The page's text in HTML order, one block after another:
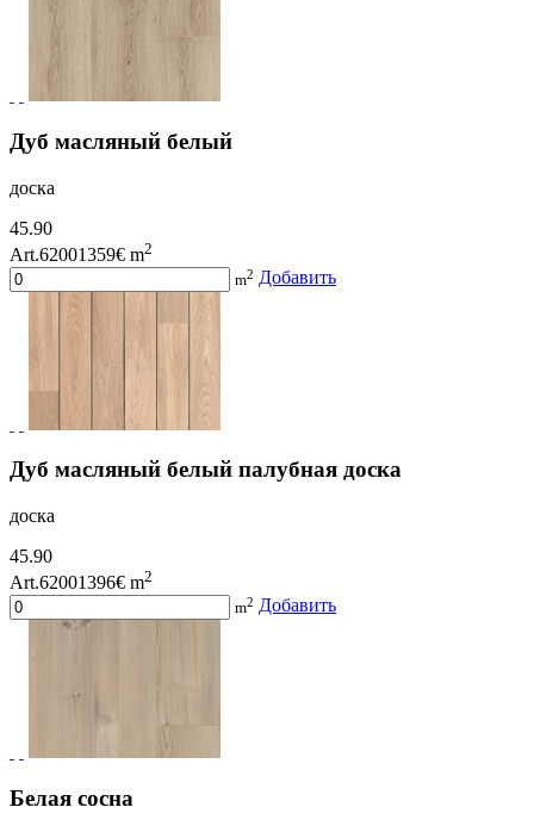
Дуб масляный белый
доска
45.90
Art.62001359€ m2
m2 Добавить
Дуб масляный белый палубная доска
доска
45.90
Art.62001396€ m2
m2 Добавить
Белая сосна